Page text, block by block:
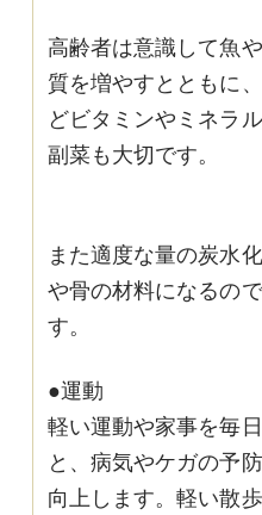
高齢者は意識して魚
質を増やすとともに
どビタミンやミネラ
副菜も大切です。
また適度な量の炭水
や骨の材料になるの
す。
●運動
軽い運動や家事を毎
と、病気やケガの予
向上します。軽い散